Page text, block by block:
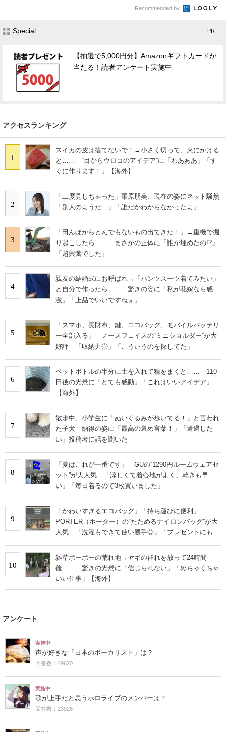
Recommended by
Special - PR -
【抽選で5,000円分】Amazonギフトカードが
当たる！読者アンケート実施中
アクセスランキング
1
スイカの皮は捨てないで！→小さく切って、火にかける
と…… “目からウロコのアイデア”に「わあああ」「す
ぐに作ります！」【海外】
2
「二度見しちゃった」華原朋美、現在の姿にネット騒然
「別人のようだ…」「誰だかわからなかったよ」
3
「田んぼからとんでもないもの出てきた！」→重機で掘
り起こしたら…… まさかの正体に「誰が埋めたの!?」
「超興奮でした」
4
親友の結婚式にお呼ばれ→「パンツスーツ着てみたい」
と自分で作ったら…… 驚きの姿に「私が花嫁なら感
激」「上品でいいですねぇ」
5
「スマホ、長財布、鍵、エコバッグ、モバイルバッテリ
ー全部入る」 ノースフェイスの“ミニショルダー”が大
好評 「収納力◎」「こういうのを探してた」
6
ペットボトルの半分に土を入れて種をまくと…… 110
日後の光景に「とても感動」「これはいいアイデア」
【海外】
7
散歩中、小学生に「ぬいぐるみが歩いてる！」と言われ
た子犬 納得の姿に「最高の褒め言葉！」「遭遇した
い」投稿者に話を聞いた
8
「夏はこれが一番です」 GUの“1290円ルームウェアセ
ット”が大人気 「涼しくて着心地がよく、乾きも早
い」「毎日着るので3枚買いました」
9
「かわいすぎるエコバッグ」「持ち運びに便利」
PORTER（ポーター）の“たためるナイロンバッグ”が大
人気 「洗濯もできて使い勝手◎」「プレゼントにもお
10
雑草ボーボーの荒れ地→ヤギの群れを放って24時間
後…… 驚きの光景に「信じられない」「めちゃくちゃ
いい仕事」【海外】
アンケート
実施中
声が好きな「日本のボーカリスト」は？
回答数：49620
実施中
歌が上手だと思うホロライブのメンバーは？
回答数：23926